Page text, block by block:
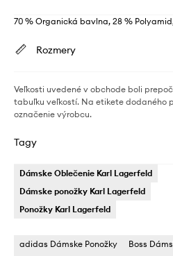
70 % Organická bavlna, 28 %
Rozmery
Veľkosti uvedené v obchode boli
tabuľku veľkostí. Na etikete dodaného
označenie výrobcu.
Tagy
Dámske Oblečenie Karl Lagerfeld
Dámske ponožky Karl Lagerfeld
Ponožky Karl Lagerfeld
adidas Dámske Ponožky
Boss